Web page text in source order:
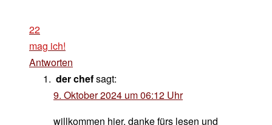
22
mag ich!
Antworten
der chefsagt:
9. Oktober 2024 um 06:12 Uhr
willkommen hier, danke fürs lesen und